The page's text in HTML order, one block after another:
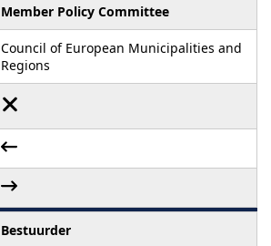
Member Policy Committee
Council of European Municipalities and
Regions
Bestuurder